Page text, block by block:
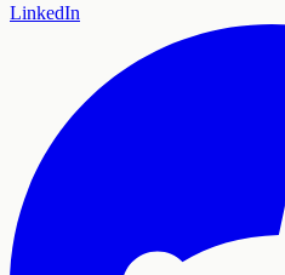
LinkedIn